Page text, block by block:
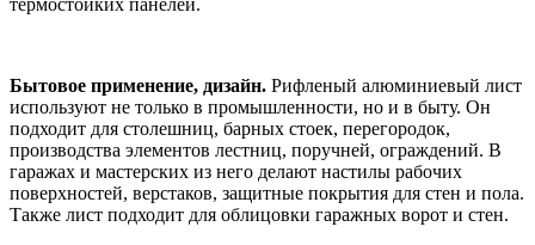
термостойких панелей.
Бытовое применение, дизайн. Рифленый алюминиевый лист
используют не только в промышленности, но и в быту. Он
подходит для столешниц, барных стоек, перегородок,
производства элементов лестниц, поручней, ограждений. В
гаражах и мастерских из него делают настилы рабочих
поверхностей, верстаков, защитные покрытия для стен и пола.
Также лист подходит для облицовки гаражных ворот и стен.